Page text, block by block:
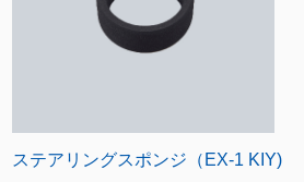
ステアリングスポンジ（EX-1 KIY)